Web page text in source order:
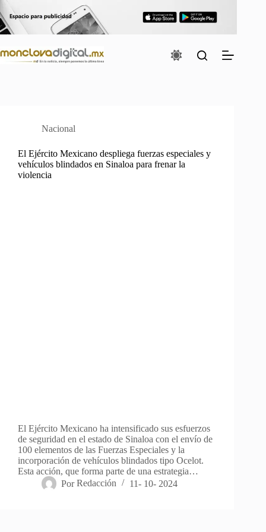
al
contenido
Nacional
El Ejército Mexicano despliega fuerzas especiales y
vehículos blindados en Sinaloa para frenar la
violencia
El Ejército Mexicano ha intensificado sus esfuerzos
de seguridad en el estado de Sinaloa con el envío de
100 elementos de las Fuerzas Especiales y la
incorporación de vehículos blindados tipo Ocelot.
Esta acción, que forma parte de una estrategia…
Por Redacción 11- 10- 2024